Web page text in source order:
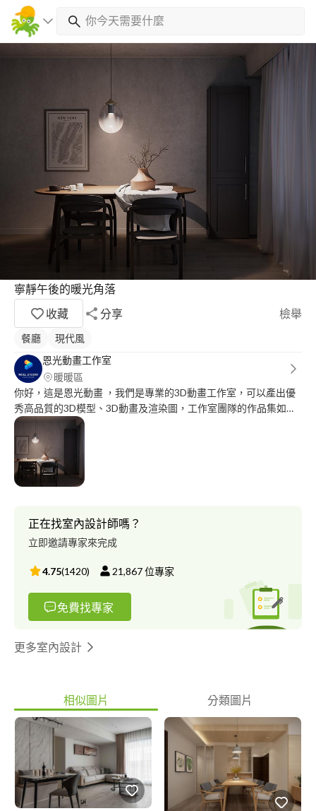
寧靜午後的暖光角落
收藏
分享 檢舉
餐廳
現代風
恩光動畫工作室
暖暖區
你好，這是恩光動畫 ，我們是專業的3D動畫工作室，可以產出優
秀高品質的3D模型、3D動畫及渲染圖，工作室團隊的作品集如
下，如果有興趣，歡迎訊息詳談 謝謝~~ instagram網址
https://www.instagram.com/noel_artstudio/ 服務項目 3D動畫製
作、腳本發想、3D角色模型製作、3D空間設計渲染、影音特效
正在找室內設計師嗎？
立即邀請專家來完成
4.75(1420) 21,867位專家
免費找專家
更多室內設計
相似圖片 分類圖片